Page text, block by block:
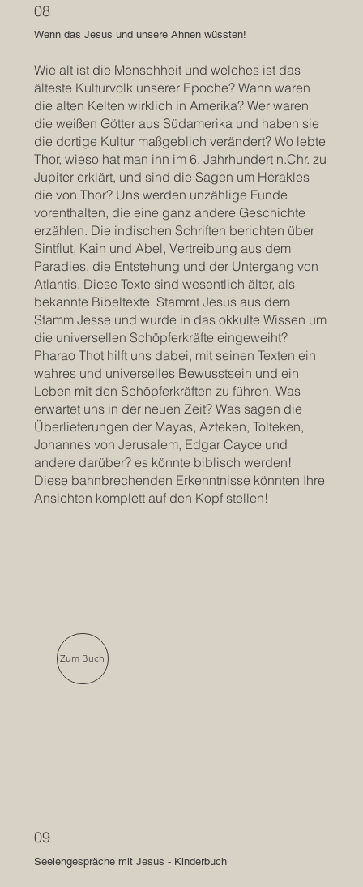
08
Wenn das Jesus und unsere Ahnen wüssten!
Wie alt ist die Menschheit und welches ist das
älteste Kulturvolk unserer Epoche? Wann waren
die alten Kelten wirklich in Amerika? Wer waren
die weißen Götter aus Südamerika und haben sie
die dortige Kultur maßgeblich verändert? Wo lebte
Thor, wieso hat man ihn im 6. Jahrhundert n.Chr. zu
Jupiter erklärt, und sind die Sagen um Herakles
die von Thor? Uns werden unzählige Funde
vorenthalten, die eine ganz andere Geschichte
erzählen. Die indischen Schriften berichten über
Sintflut, Kain und Abel, Vertreibung aus dem
Paradies, die Entstehung und der Untergang von
Atlantis. Diese Texte sind wesentlich älter, als
bekannte Bibeltexte. Stammt Jesus aus dem
Stamm Jesse und wurde in das okkulte Wissen um
die universellen Schöpferkräfte eingeweiht?
Pharao Thot hilft uns dabei, mit seinen Texten ein
wahres und universelles Bewusstsein und ein
Leben mit den Schöpferkräften zu führen. Was
erwartet uns in der neuen Zeit? Was sagen die
Überlieferungen der Mayas, Azteken, Tolteken,
Johannes von Jerusalem, Edgar Cayce und
andere darüber? es könnte biblisch werden!
Diese bahnbrechenden Erkenntnisse könnten Ihre
Ansichten komplett auf den Kopf stellen!
Zum Buch
09
Seelengespräche mit Jesus - Kinderbuch